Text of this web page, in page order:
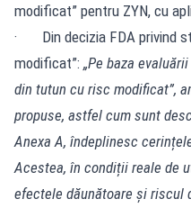
modificat” pentru ZYN, cu
· Din decizia FDA privind
modificat”: „Pe baza
din tutun cu risc modificat”,
propuse, astfel cum sunt
Anexa A, îndeplinesc
Acestea, în condiții reale de
efectele dăunătoare și riscul